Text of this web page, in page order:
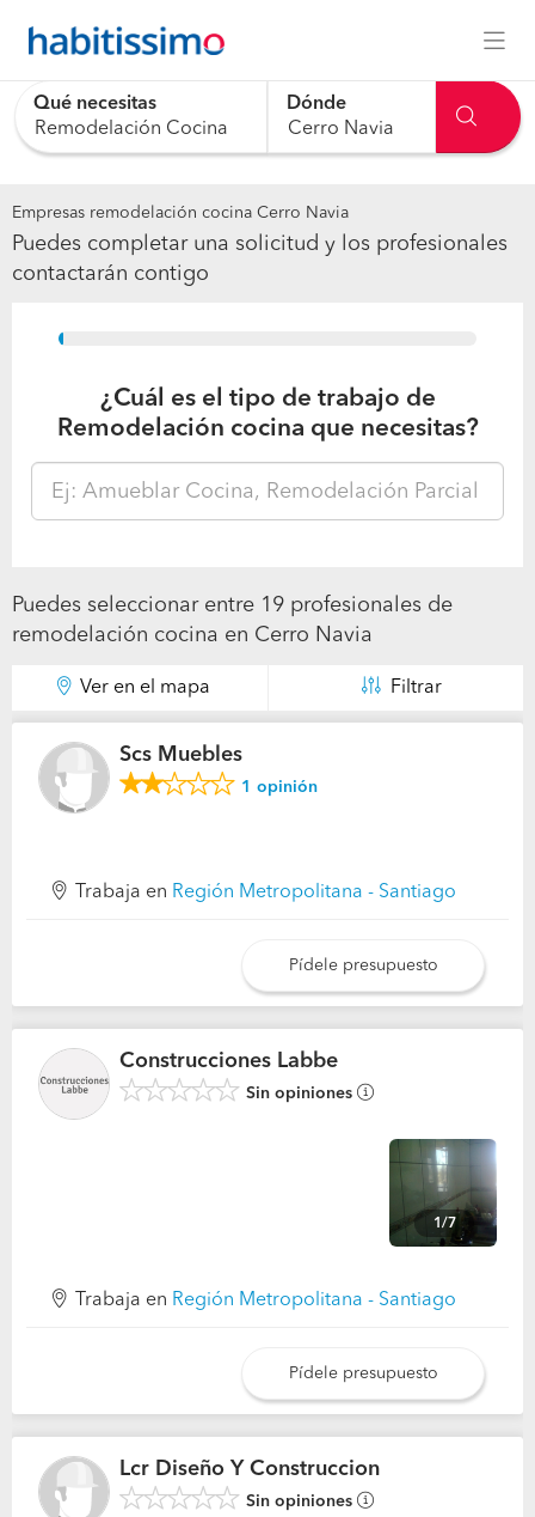
Qué necesitas Dónde
Empresas remodelación cocina Cerro Navia
Puedes completar una solicitud y los profesionales
contactarán contigo
15%
¿Cuál es el tipo de trabajo de
Remodelación cocina que necesitas?
Puedes seleccionar entre 19 profesionales de
remodelación cocina en Cerro Navia
Ver en el mapa Filtrar
Scs Muebles
1 opinión
Trabaja en Región Metropolitana - Santiago
Pídele presupuesto
Construcciones Labbe
Sin opiniones
1/7
Trabaja en Región Metropolitana - Santiago
Pídele presupuesto
Lcr Diseño Y Construccion
Sin opiniones